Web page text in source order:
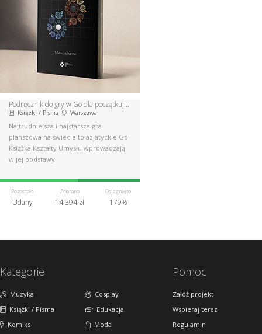
Podręcznik do gry w Go dla początkujących
Książki / Pisma Warszawa
Najtrudniejsza i najstarsza gra
planszowa na świecie to azjatyckie Go.
Książka Kształty Umysłu wprowadzają
w jej podstawy.
Pozostało
Udany
Zebrano
14 394 zł
Osiągnięto
179%
Kategorie
Muzyka
Książki / Pisma
Komiks
Cosplay
Edukacja
Moda
Pomoc
Załóż projekt
Wspieraj teraz
Regulamin